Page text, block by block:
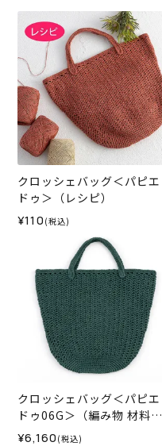
クロッシェバッグ＜パピエ
ドゥ＞（レシピ）
¥110 (税込)
クロッシェバッグ＜パピエ
ドゥ06G＞（編み物 材料セ
ット）
¥6,160 (税込)